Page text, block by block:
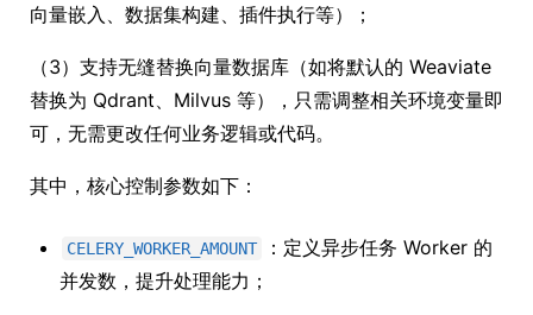
向量嵌入、数据集构建、插件执行等）；
（3）支持无缝替换向量数据库（如将默认的 Weaviate
替换为 Qdrant、Milvus 等），只需调整相关环境变量即
可，无需更改任何业务逻辑或代码。
其中，核心控制参数如下：
CELERY_WORKER_AMOUNT
：定义异步任务 Worker 的
并发数，提升处理能力；